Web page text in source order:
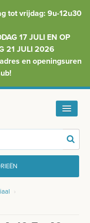
tot vrijdag: 9u-12u30
17 JULI EN OP
21 JULI 2026
en openingsuren
›